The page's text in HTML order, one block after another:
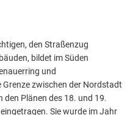
den Straßenzug
bildet im Süden
und
zwischen der Nordstadt
den Plänen des 18. und 19.
Sie wurde im Jahr